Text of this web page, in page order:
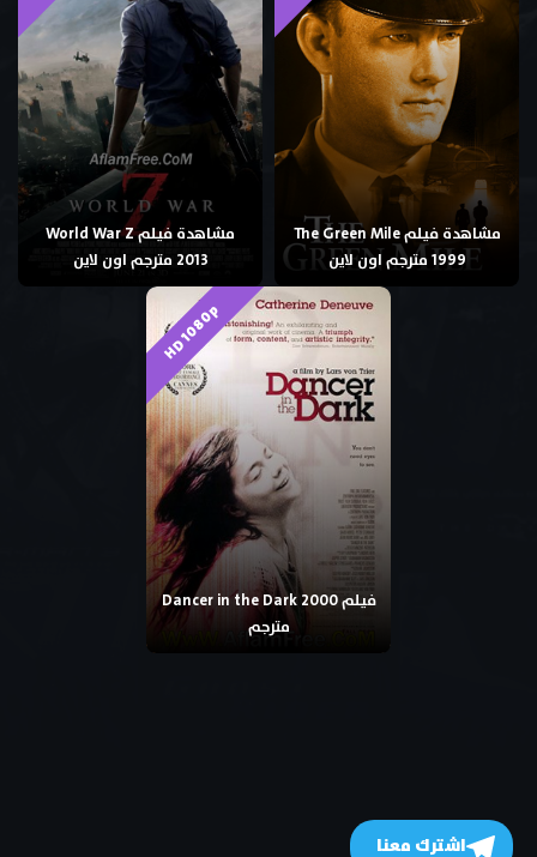
مشاهدة فيلم The Green Mile
1999 مترجم اون لاين
مشاهدة فيلم World War Z
2013 مترجم اون لاين
HD 1080p
فيلم Dancer in the Dark 2000
مترجم
اشترك معنا